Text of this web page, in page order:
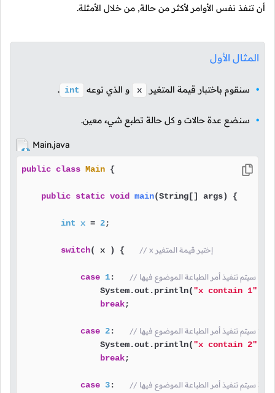
أن تنفذ نفس الأوامر لأكثر من حالة, من خلال الأمثلة.
المثال الأول
سنقوم باختبار قيمة المتغير x و الذي نوعه int
.
سنضع عدة حالات و كل حالة تطبع شيء معين.
Main.java
public class Main {
public static void main(String[] args) {
int x = 2;
switch( x ) { // x إختبر قيمة المتغير
case 1:
                System.out.println(
"x contain 1"
break;
case 2:
                System.out.println(
"x contain 2"
break;
case 3: